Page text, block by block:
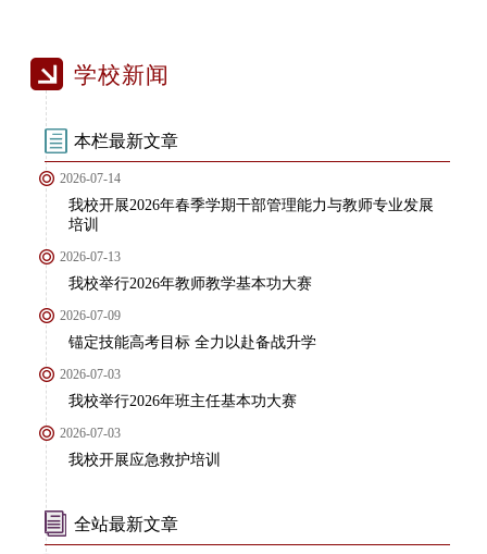
学校新闻
本栏最新文章
2026-07-14
我校开展2026年春季学期干部管理能力与教师专业发展
培训
2026-07-13
我校举行2026年教师教学基本功大赛
2026-07-09
锚定技能高考目标 全力以赴备战升学
2026-07-03
我校举行2026年班主任基本功大赛
2026-07-03
我校开展应急救护培训
全站最新文章